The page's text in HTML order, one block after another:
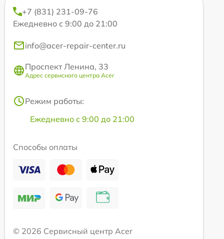
+7 (831) 231-09-76
Ежедневно с 9:00 до 21:00
info@acer-repair-center.ru
Проспект Ленина, 33
Адрес сервисного центра Acer
Режим работы:
Ежедневно с 9:00 до 21:00
Способы оплаты
© 2026 Сервисный центр Acer